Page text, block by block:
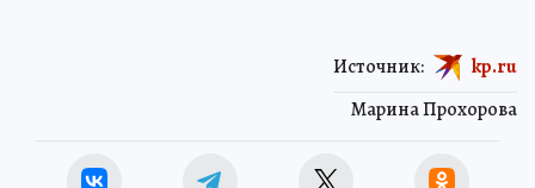
Марина Прохорова
Источник: kp.ru